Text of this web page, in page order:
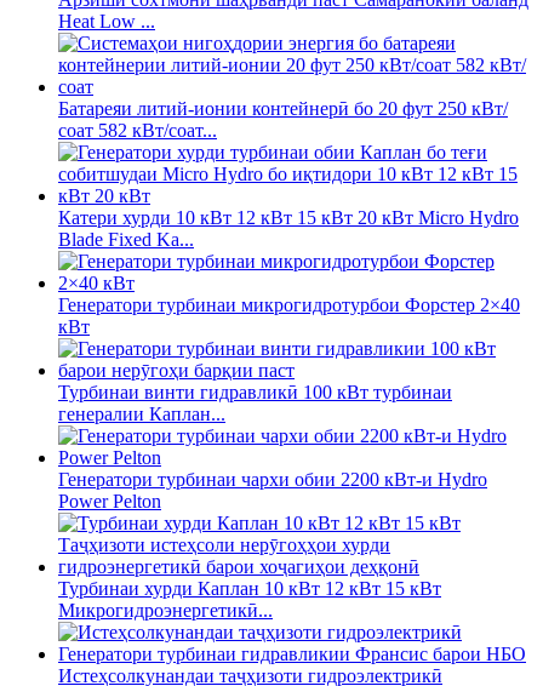
Heat Low ...
Батареяи литий-ионии контейнерӣ бо 20 фут 250 кВт/
соат 582 кВт/соат...
Катери хурди 10 кВт 12 кВт 15 кВт 20 кВт Micro Hydro
Blade Fixed Ka...
Генератори турбинаи микрогидротурбои Форстер 2×40
кВт
Турбинаи винти гидравликӣ 100 кВт турбинаи
генералии Каплан...
Генератори турбинаи чархи обии 2200 кВт-и Hydro
Power Pelton
Турбинаи хурди Каплан 10 кВт 12 кВт 15 кВт
Микрогидроэнергетикӣ...
Истеҳсолкунандаи таҷҳизоти гидроэлектрикӣ